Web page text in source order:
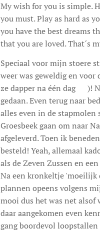
My wish for you is simple.
you must. Play as hard as
you have the best dreams
that you are loved. That´s
Speciaal voor mijn stoere
weer was geweldig en
ze dapper na één dag 😊)!
gedaan. Even terug naar
alles even in de stapmolen
Groesbeek gaan om naar
afgeleverd. Toen ik
besteld! Yeah, allemaal
als de Zeven Zussen en
Na een kronkeltje 'moeilijk
plannen opeens volgens
mooi dus het was net
daar aangekomen even
gang boordevol